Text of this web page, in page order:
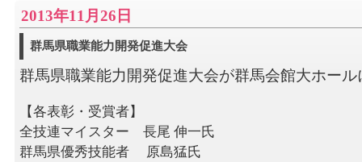
2013年11月26日
群馬県職業能力開発促進大会
群馬県職業能力開発促進大会が群馬会館大ホール
【各表彰・受賞者】
全技連マイスター 長尾 伸一氏
群馬県優秀技能者 原島猛氏